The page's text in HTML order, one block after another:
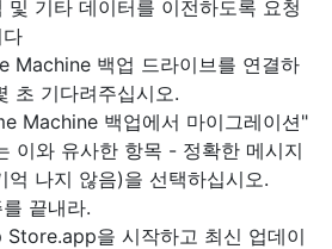
및 기타 데이터를 이전하도록 요청
Machine 백업 드라이브를 연결하
초 기다려주십시오.
Machine 백업에서 마이그레이션"
이와 유사한 항목 - 정확한 메시지
억 나지 않음)을 선택하십시오.
끝내라.
Store.app을 시작하고 최신 업데이